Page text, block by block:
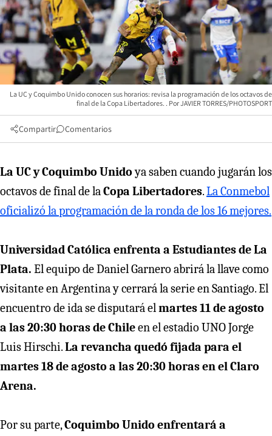
La UC y Coquimbo Unido conocen sus horarios: revisa la programación de los octavos de
final de la Copa Libertadores.
JAVIER TORRES/PHOTOSPORT
Compartir Comentarios
La UC y Coquimbo Unidoya saben cuando jugarán los
octavos de final de laCopa Libertadores.La Conmebol
oficializó la programación de la ronda de los 16 mejores.
Universidad Católica enfrenta a Estudiantes de La
Plata. El equipo de Daniel Garnero abrirá la llave como
visitante en Argentina y cerrará la serie en Santiago. El
encuentro de ida se disputará elmartes 11 de agosto
a las 20:30 horas de Chileen el estadio UNO Jorge
Luis Hirschi.La revancha quedó fijada para el
martes 18 de agosto a las 20:30 horas en el Claro
Arena.
Por su parte,Coquimbo Unido enfrentará a